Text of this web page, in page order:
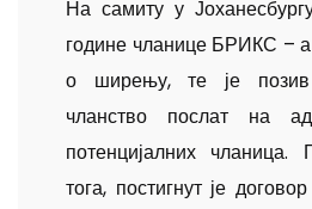
На самиту у
године чланице БРИКС – а
о ширењу, те је позив
чланство послат на
потенцијалних
тога, постигнут је